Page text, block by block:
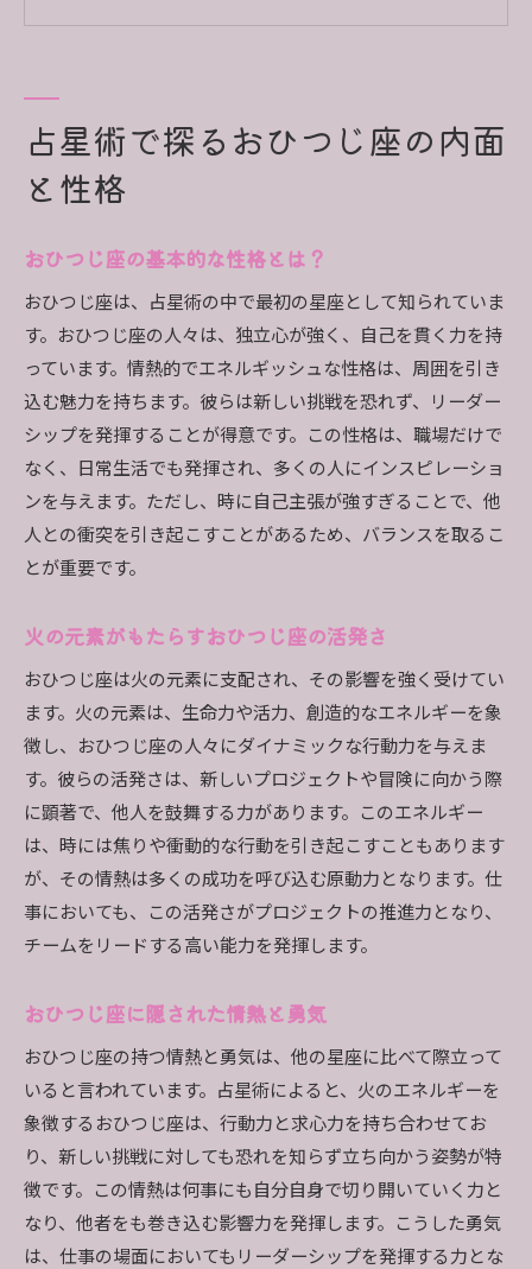
功
火のエネルギーが仕事で発揮される瞬間
情熱を仕事に活かすおひつじ座の方法
おひつじ座の目標達成における強み
仕事におけるおひつじ座の挑戦と克服
おひつじ座が成功するための職場環境とは
おひつじ座が誇るべき長所とは
占星術で見るおひつじ座の短所の影響
おひつじ座の強みを引き出す方法
短所を克服するための占星術的アドバイス
長所を最大限に活かすおひつじ座の行動
おひつじ座の特性を活かしたキャリアの選択
おひつじ座に向いている職業とは？
キャリアにおけるおひつじ座の可能性
おひつじ座が成功する職場の環境
自分の特性を活かすおひつじ座の選択
占星術で指し示すおひつじ座のキャリアパス
おひつじ座の職業選択における注意点
占星術で理解するおひつじ座の欠点を克服する方法
占星術的視点からの欠点克服法
おひつじ座が直面する課題と対策
欠点を乗り越えるためのステップ
占星術が示すおひつじ座の改善ポイント
おひつじ座の特徴を通して自分を発見する
おひつじ座の特徴にはどんな意味がある？
占星術で探るおひつじ座の内面
と性格
おひつじ座の基本的な性格とは？
おひつじ座は、占星術の中で最初の星座として知られていま
す。おひつじ座の人々は、独立心が強く、自己を貫く力を持
っています。情熱的でエネルギッシュな性格は、周囲を引き
込む魅力を持ちます。彼らは新しい挑戦を恐れず、リーダー
シップを発揮することが得意です。この性格は、職場だけで
なく、日常生活でも発揮され、多くの人にインスピレーショ
ンを与えます。ただし、時に自己主張が強すぎることで、他
人との衝突を引き起こすことがあるため、バランスを取るこ
とが重要です。
火の元素がもたらすおひつじ座の活発さ
おひつじ座は火の元素に支配され、その影響を強く受けてい
ます。火の元素は、生命力や活力、創造的なエネルギーを象
徴し、おひつじ座の人々にダイナミックな行動力を与えま
す。彼らの活発さは、新しいプロジェクトや冒険に向かう際
に顕著で、他人を鼓舞する力があります。このエネルギー
は、時には焦りや衝動的な行動を引き起こすこともあります
が、その情熱は多くの成功を呼び込む原動力となります。仕
事においても、この活発さがプロジェクトの推進力となり、
チームをリードする高い能力を発揮します。
おひつじ座に隠された情熱と勇気
おひつじ座の持つ情熱と勇気は、他の星座に比べて際立って
いると言われています。占星術によると、火のエネルギーを
象徴するおひつじ座は、行動力と求心力を持ち合わせてお
り、新しい挑戦に対しても恐れを知らず立ち向かう姿勢が特
徴です。この情熱は何事にも自分自身で切り開いていく力と
なり、他者をも巻き込む影響力を発揮します。こうした勇気
は、仕事の場面においてもリーダーシップを発揮する力とな